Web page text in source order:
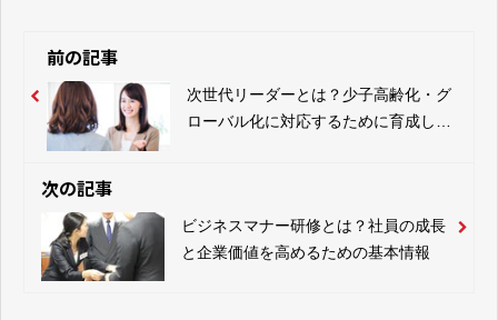
前の記事
次世代リーダーとは？少子高齢化・グ
ローバル化に対応するために育成しよ
次の記事
ビジネスマナー研修とは？社員の成長
と企業価値を高めるための基本情報